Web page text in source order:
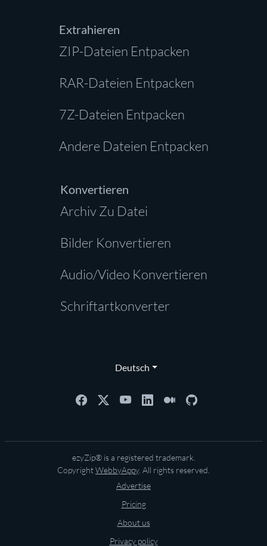
Extrahieren
ZIP-Dateien Entpacken
RAR-Dateien Entpacken
7Z-Dateien Entpacken
Andere Dateien Entpacken
Konvertieren
Archiv Zu Datei
Bilder Konvertieren
Audio/Video Konvertieren
Schriftartkonverter
Deutsch
ezyZip® is a registered trademark.
CopyrightWebbyAppy. All rights reserved.
Advertise
Pricing
About us
Privacy policy